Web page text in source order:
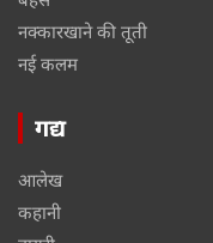
नक्कारखाने की तूती
नई कलम
गद्य
आलेख
कहानी